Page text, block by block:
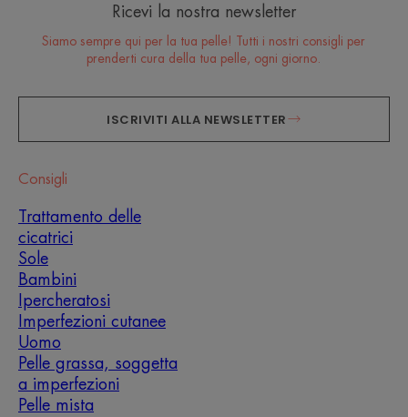
Ricevi la nostra newsletter
Siamo sempre qui per la tua pelle! Tutti i nostri consigli per
prenderti cura della tua pelle, ogni giorno.
ISCRIVITI ALLA NEWSLETTER
Consigli
Trattamento delle
cicatrici
Sole
Bambini
Ipercheratosi
Imperfezioni cutanee
Uomo
Pelle grassa, soggetta
a imperfezioni
Pelle mista